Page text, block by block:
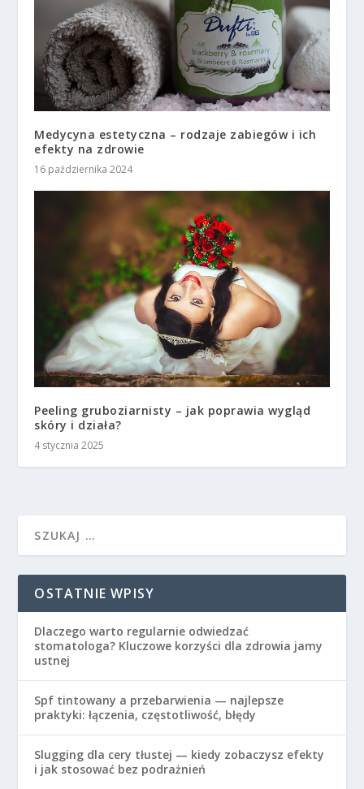
Medycyna estetyczna – rodzaje zabiegów i ich
efekty na zdrowie
16 października 2024
Peeling gruboziarnisty – jak poprawia wygląd
skóry i działa?
4 stycznia 2025
OSTATNIE WPISY
Dlaczego warto regularnie odwiedzać
stomatologa? Kluczowe korzyści dla zdrowia jamy
ustnej
Spf tintowany a przebarwienia — najlepsze
praktyki: łączenia, częstotliwość, błędy
Slugging dla cery tłustej — kiedy zobaczysz efekty
i jak stosować bez podrażnień